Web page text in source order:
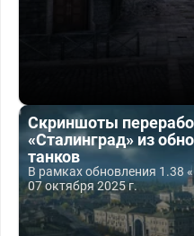
Скриншоты
«Сталинград» из
танков
В рамках обновления 1.38
07 октября 2025 г.